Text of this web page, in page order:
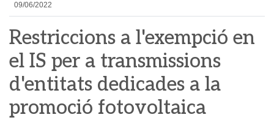
09/06/2022
Restriccions a l'exempció en
el IS per a transmissions
d'entitats dedicades a la
promoció fotovoltaica